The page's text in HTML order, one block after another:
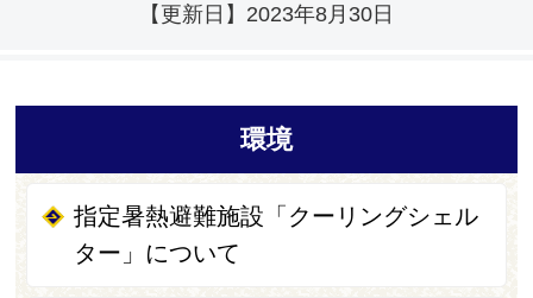
【更新日】 2023年8月30日
環境
指定暑熱避難施設「クーリングシェル
ター」について